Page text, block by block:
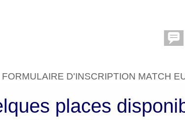
FORMULAIRE D'INSCRIPTION MATCH
places